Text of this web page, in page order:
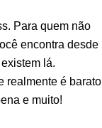
Para quem não
encontra desde
lá.
realmente é barato
e muito!